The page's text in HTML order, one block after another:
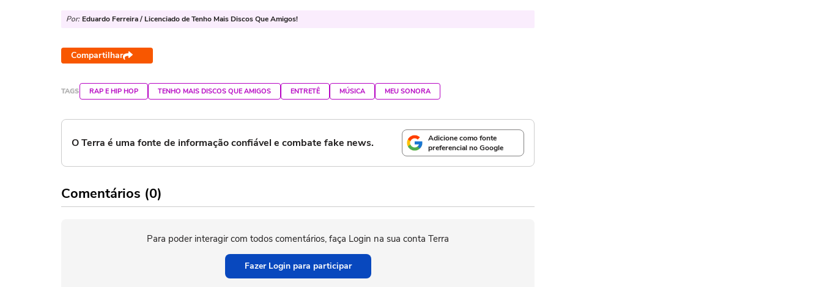
Por: Eduardo Ferreira / Licenciado de Tenho Mais Discos Que Amigos!
Compartilhar
TAGS RAP E HIP HOP TENHO MAIS DISCOS QUE AMIGOS ENTRETÊ MÚSICA MEU SONORA
O Terra é uma fonte de informação confiável e combate fake news.
Adicione como fonte
preferencial no Google
Comentários (0)
Para poder interagir com todos comentários, faça Login na sua conta Terra
Fazer Login para participar